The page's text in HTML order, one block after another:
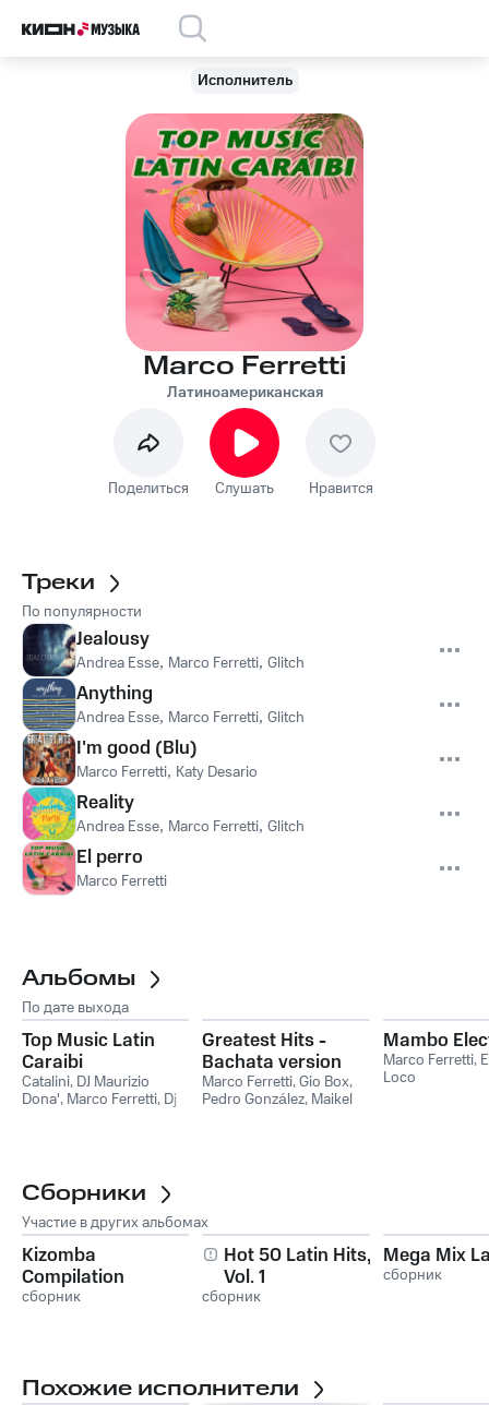
Исполнитель
Marco Ferretti
Латиноамериканская
Поделиться Слушать Нравится
Треки
По популярности
Jealousy
Andrea Esse, Marco Ferretti, Glitch
Anything
Andrea Esse, Marco Ferretti, Glitch
I'm good (Blu)
Marco Ferretti, Katy Desario
Reality
Andrea Esse, Marco Ferretti, Glitch
El perro
Marco Ferretti
Альбомы
По дате выхода
Top Music Latin
Caraibi
Catalini, DJ Maurizio
Dona', Marco Ferretti, Dj
Greatest Hits -
Bachata version
Marco Ferretti,Gio Box,
Pedro González, Maikel
Mambo
Marco Ferretti,
Loco
Сборники
Участие в других альбомах
Kizomba
Compilation
сборник
Hot 50 Latin Hits,
Vol. 1
сборник
Mega Mix
сборник
Похожие исполнители